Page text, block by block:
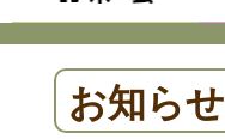
お知らせ